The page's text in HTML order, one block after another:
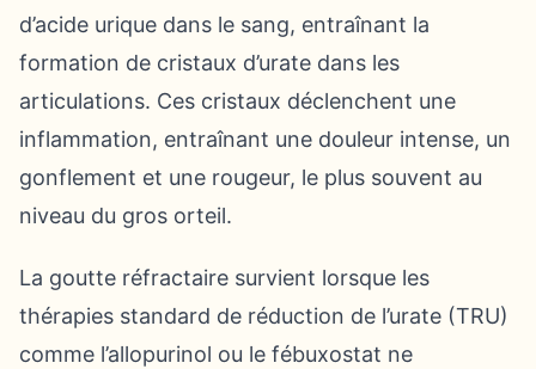
d’acide urique dans le sang, entraînant la
formation de cristaux d’urate dans les
articulations. Ces cristaux déclenchent une
inflammation, entraînant une douleur intense, un
gonflement et une rougeur, le plus souvent au
niveau du gros orteil.
La goutte réfractaire survient lorsque les
thérapies standard de réduction de l’urate (TRU)
comme l’allopurinol ou le fébuxostat ne